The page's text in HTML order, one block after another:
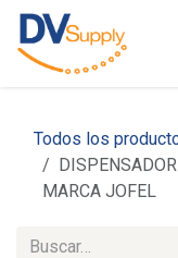
Ir al contenido
Todos los
MARCA JOFEL